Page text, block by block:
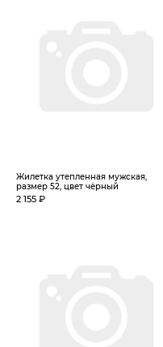
Жилетка утепленная мужская,
размер 52, цвет чёрный
2 155 ₽